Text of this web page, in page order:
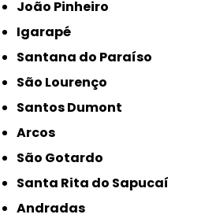
João Pinheiro
Igarapé
Santana do Paraíso
São Lourenço
Santos Dumont
Arcos
São Gotardo
Santa Rita do Sapucaí
Andradas